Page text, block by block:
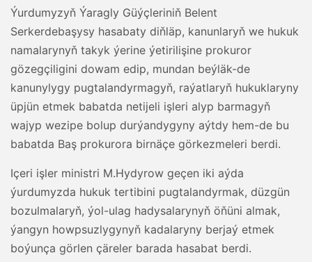
Ýurdumyzyň Ýaragly Güýçleriniň Belent
Serkerdebaşysy hasabaty diňläp, kanunlaryň we hukuk
namalarynyň takyk ýerine ýetirilişine prokuror
gözegçiligini dowam edip, mundan beýläk-de
kanunylygy pugtalandyrmagyň, raýatlaryň hukuklaryny
üpjün etmek babatda netijeli işleri alyp barmagyň
wajyp wezipe bolup durýandygyny aýtdy hem-de bu
babatda Baş prokurora birnäçe görkezmeleri berdi.
Içeri işler ministri M.Hydyrow geçen iki aýda
ýurdumyzda hukuk tertibini pugtalandyrmak, düzgün
bozulmalaryň, ýol-ulag hadysalarynyň öňüni almak,
ýangyn howpsuzlygynyň kadalaryny berjaý etmek
boýunça görlen çäreler barada hasabat berdi.